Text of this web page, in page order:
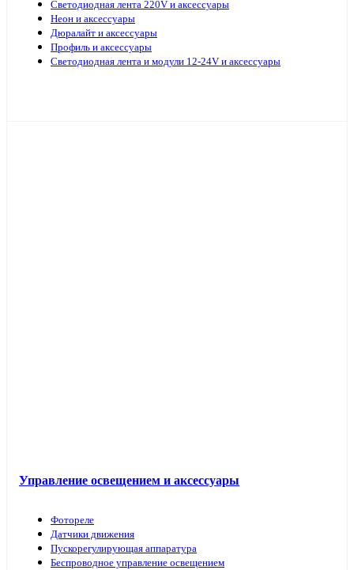
Светодиодная лента 220V и аксессуары
Неон и аксессуары
Дюралайт и аксессуары
Профиль и аксессуары
Светодиодная лента и модули 12-24V и аксессуары
Управление освещением и аксессуары
Фотореле
Датчики движения
Пускорегулирующая аппаратура
Беспроводное управление освещением